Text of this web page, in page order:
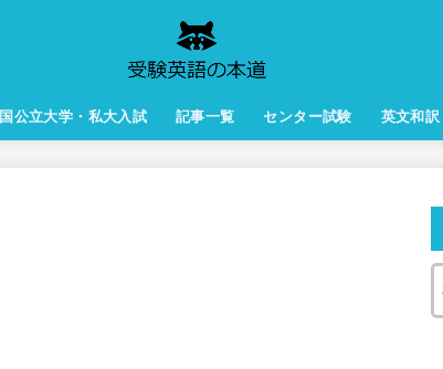
国公立大学・私大入試 記事一覧 センター試験 英文和訳